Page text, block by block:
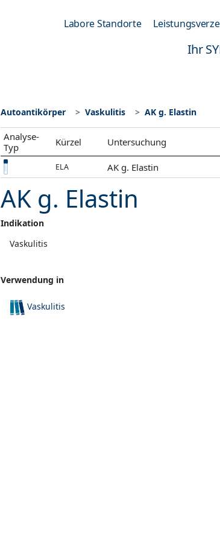
Labore Standorte
Ihr
Autoantikörper Vaskulitis AK g. Elastin
Analyse-
Typ
Kürzel Untersuchung
ELA AK g. Elastin
AK g. Elastin
Indikation
Vaskulitis
Verwendung in
Vaskulitis